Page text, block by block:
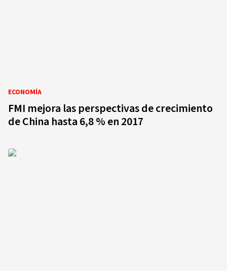
ECONOMÍA
FMI mejora las perspectivas de crecimiento
de China hasta 6,8 % en 2017